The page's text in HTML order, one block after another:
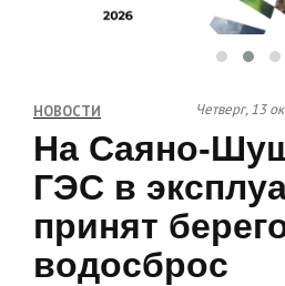
НОВОСТИ Четверг, 13
На Саяно-
ГЭС в
принят
водосброс